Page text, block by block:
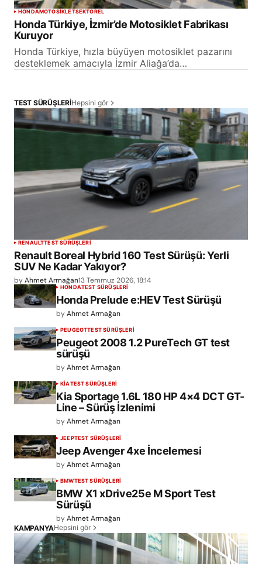
HONDAMOTOSİKLETSEKTÖREL
Honda Türkiye, İzmir’de Motosiklet Fabrikası
Kuruyor
Honda Türkiye, hızla büyüyen motosiklet pazarını
desteklemek amacıyla İzmir Aliağa’da…
TEST SÜRÜŞLERİHepsini gör
RENAULTTEST SÜRÜŞLERİ
Renault Boreal Hybrid 160 Test Sürüşü: Yerli
SUV Ne Kadar Yakıyor?
byAhmet Armağan13 Temmuz 2026, 18:14
HONDATEST SÜRÜŞLERİ
Honda Prelude e:HEV Test Sürüşü
byAhmet Armağan
PEUGEOTTEST SÜRÜŞLERİ
Peugeot 2008 1.2 PureTech GT test
sürüşü
byAhmet Armağan
KIATEST SÜRÜŞLERİ
Kia Sportage 1.6L 180 HP 4×4 DCT GT-
Line – Sürüş İzlenimi
byAhmet Armağan
JEEPTEST SÜRÜŞLERİ
Jeep Avenger 4xe İncelemesi
byAhmet Armağan
BMWTEST SÜRÜŞLERİ
BMW X1 xDrive25e M Sport Test
Sürüşü
byAhmet Armağan
KAMPANYAHepsini gör